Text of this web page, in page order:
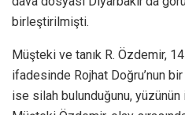
birleştirilmişti.
Müşteki ve tanık R. Özdemir,
ifadesinde Rojhat Doğru’nun
ise silah bulunduğunu, yüzünün